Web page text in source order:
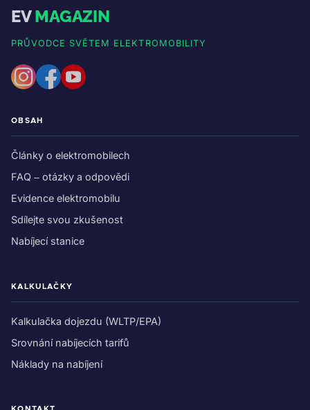
EVMAGAZIN
PRŮVODCE SVĚTEM ELEKTROMOBILITY
OBSAH
Články o elektromobilech
FAQ – otázky a odpovědi
Evidence elektromobilu
Sdílejte svou zkušenost
Nabíjecí stanice
KALKULAČKY
Kalkulačka dojezdu (WLTP/EPA)
Srovnání nabíjecích tarifů
Náklady na nabíjení